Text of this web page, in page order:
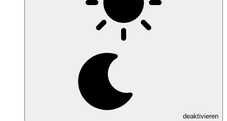
deaktivieren